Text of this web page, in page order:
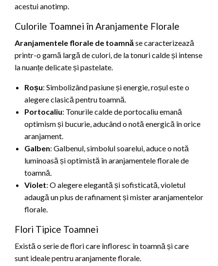
acestui anotimp.
Culorile Toamnei în Aranjamente Florale
Aranjamentele florale de toamnăse caracterizează
printr-o gamă largă de culori, de la tonuri calde și intense
la nuanțe delicate și pastelate.
Roșu: Simbolizând pasiune și energie, roșul este o
alegere clasică pentru toamnă.
Portocaliu: Tonurile calde de portocaliu emană
optimism și bucurie, aducând o notă energică în orice
aranjament.
Galben: Galbenul, simbolul soarelui, aduce o notă
luminoasă și optimistă în aranjamentele florale de
toamnă.
Violet: O alegere elegantă și sofisticată, violetul
adaugă un plus de rafinament și mister aranjamentelor
florale.
Flori Tipice Toamnei
Există o serie de flori care înfloresc în toamnă și care
sunt ideale pentru aranjamente florale.